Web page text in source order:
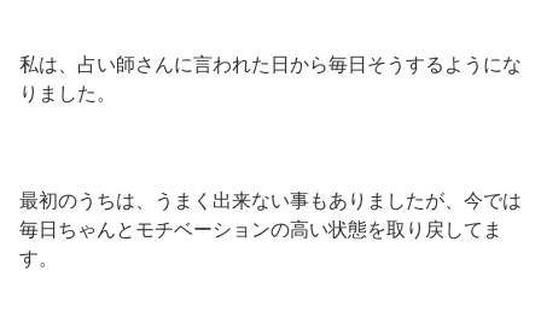
私は、占い師さんに言われた日から毎日そうするようにな
りました。
最初のうちは、うまく出来ない事もありましたが、今では
毎日ちゃんとモチベーションの高い状態を取り戻してま
す。